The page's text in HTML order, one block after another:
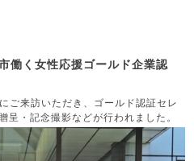
働く女性応援ゴールド企業認
ご来訪いただき、ゴールド認証セレ
呈・記念撮影などが行われました。